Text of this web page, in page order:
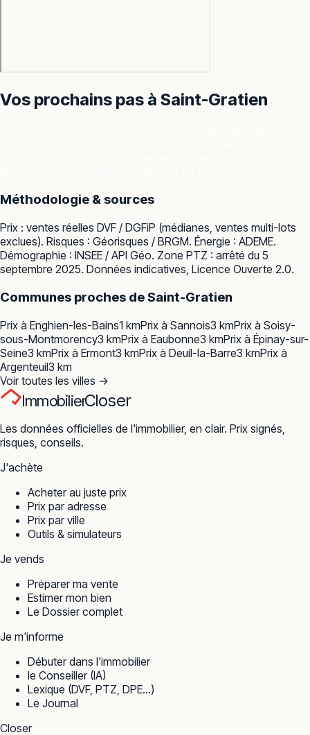
Vos prochains pas à Saint-Gratien
Méthodologie & sources
Prix : ventes réelles DVF / DGFiP (médianes, ventes multi-lots
exclues). Risques : Géorisques / BRGM. Énergie : ADEME.
Démographie : INSEE / API Géo. Zone PTZ : arrêté du 5
septembre 2025. Données indicatives, Licence Ouverte 2.0.
Communes proches deSaint-Gratien
Prix à Enghien-les-Bains1 kmPrix à Sannois3 kmPrix à Soisy-
sous-Montmorency3 kmPrix à Eaubonne3 kmPrix à Épinay-sur-
Seine3 kmPrix à Ermont3 kmPrix à Deuil-la-Barre3 kmPrix à
Argenteuil3 km
Voir toutes les villes →
ImmobilierCloser
Les données officielles de l'immobilier, en clair. Prix signés,
risques, conseils.
J'achète
Acheter au juste prix
Prix par adresse
Prix par ville
Outils & simulateurs
Je vends
Préparer ma vente
Estimer mon bien
Le Dossier complet
Je m'informe
Débuter dans l'immobilier
le Conseiller (IA)
Lexique (DVF, PTZ, DPE…)
Le Journal
Closer